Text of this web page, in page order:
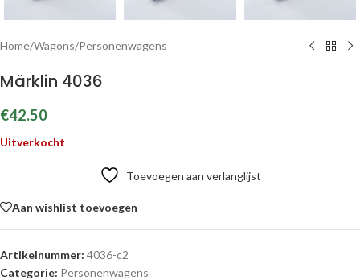
Home/Wagons/Personenwagens
Märklin 4036
€42.50
Uitverkocht
Toevoegen aan verlanglijst
Aan wishlist toevoegen
Artikelnummer: 4036-c2
Categorie: Personenwagens